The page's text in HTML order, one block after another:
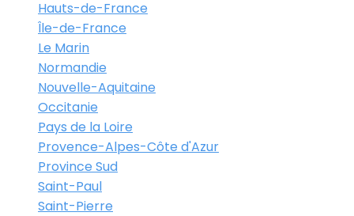
Hauts-de-France
Île-de-France
Le Marin
Normandie
Nouvelle-Aquitaine
Occitanie
Pays de la Loire
Provence-Alpes-Côte d'Azur
Province Sud
Saint-Paul
Saint-Pierre